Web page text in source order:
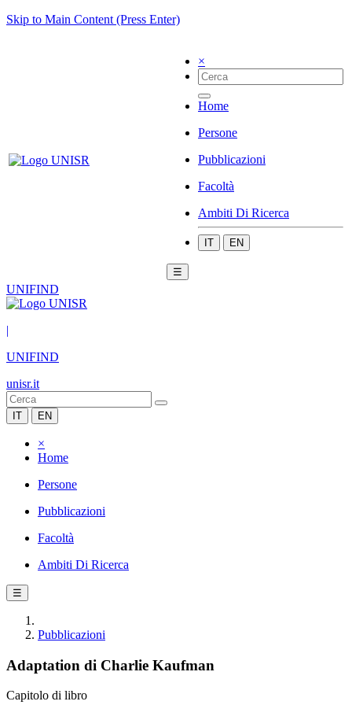
Skip to Main Content (Press Enter)
×
Home
Persone
Pubblicazioni
Facoltà
Ambiti Di Ricerca
IT EN
☰
UNIFIND
|
UNIFIND
unisr.it
IT EN
×
Home
Persone
Pubblicazioni
Facoltà
Ambiti Di Ricerca
☰
Pubblicazioni
Adaptation di Charlie Kaufman
Capitolo di libro